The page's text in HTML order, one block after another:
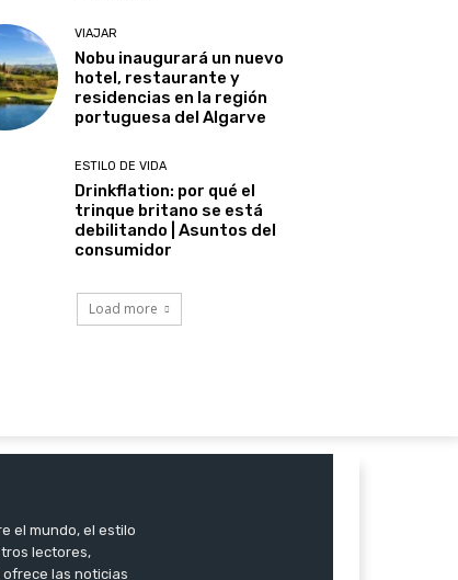
VIAJAR
Nobu inaugurará un nuevo
hotel, restaurante y
residencias en la región
portuguesa del Algarve
ESTILO DE VIDA
Drinkflation: por qué el
trinque britano se está
debilitando | Asuntos del
consumidor
Load more
el mundo, el estilo
lectores,
las noticias